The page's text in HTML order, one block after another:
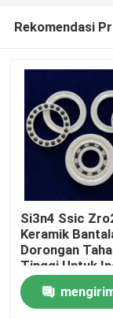
Rumah
Produk
Pertunjukan
Rekomendasi
Si3n4 Ssic
Keramik
Dorongan
Tinggi Untuk